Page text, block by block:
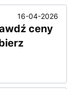
16-04-2026
ceny